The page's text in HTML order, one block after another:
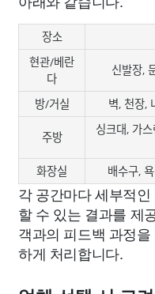
장소
현관/베란
다
신발장,
방/거실 벽, 천장,
주방
싱크대, 가
화장실
배수구,
각 공간마다 세부적
할 수 있는 결과를 제
객과의 피드백 과정
하게 처리합니다.